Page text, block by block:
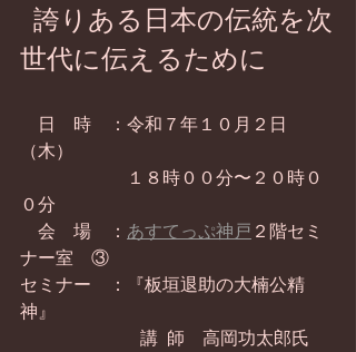
世代に伝えるために
日　時　：令和７年１０月２日
（木）
１８時００分〜２０時０
０分
会　場　： あすてっぷ神戸 ２階セミ
ナー室　③
セミナー　：『板垣退助の大楠公精
神』
講  師　高岡功太郎氏